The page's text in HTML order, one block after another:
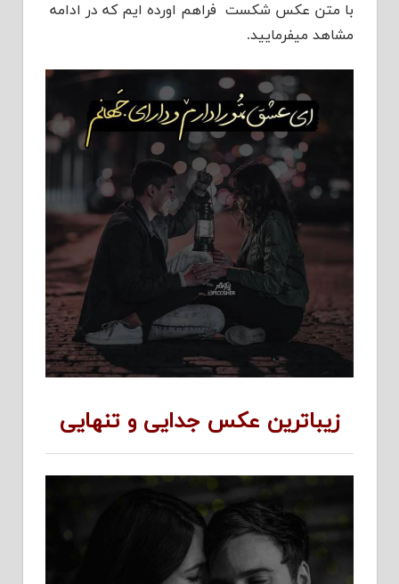
با متن عکس شکست فراهم اورده ایم که در ادامه
مشاهد میفرمایید.
زیباترین عکس جدایی و تنهایی